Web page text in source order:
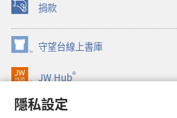
隱私設定
捐款
（開
啟
新
視
窗）
守望台線上書庫
（開
啟
新
窗）
JW Hub®
（開
啟
新
JW Library®